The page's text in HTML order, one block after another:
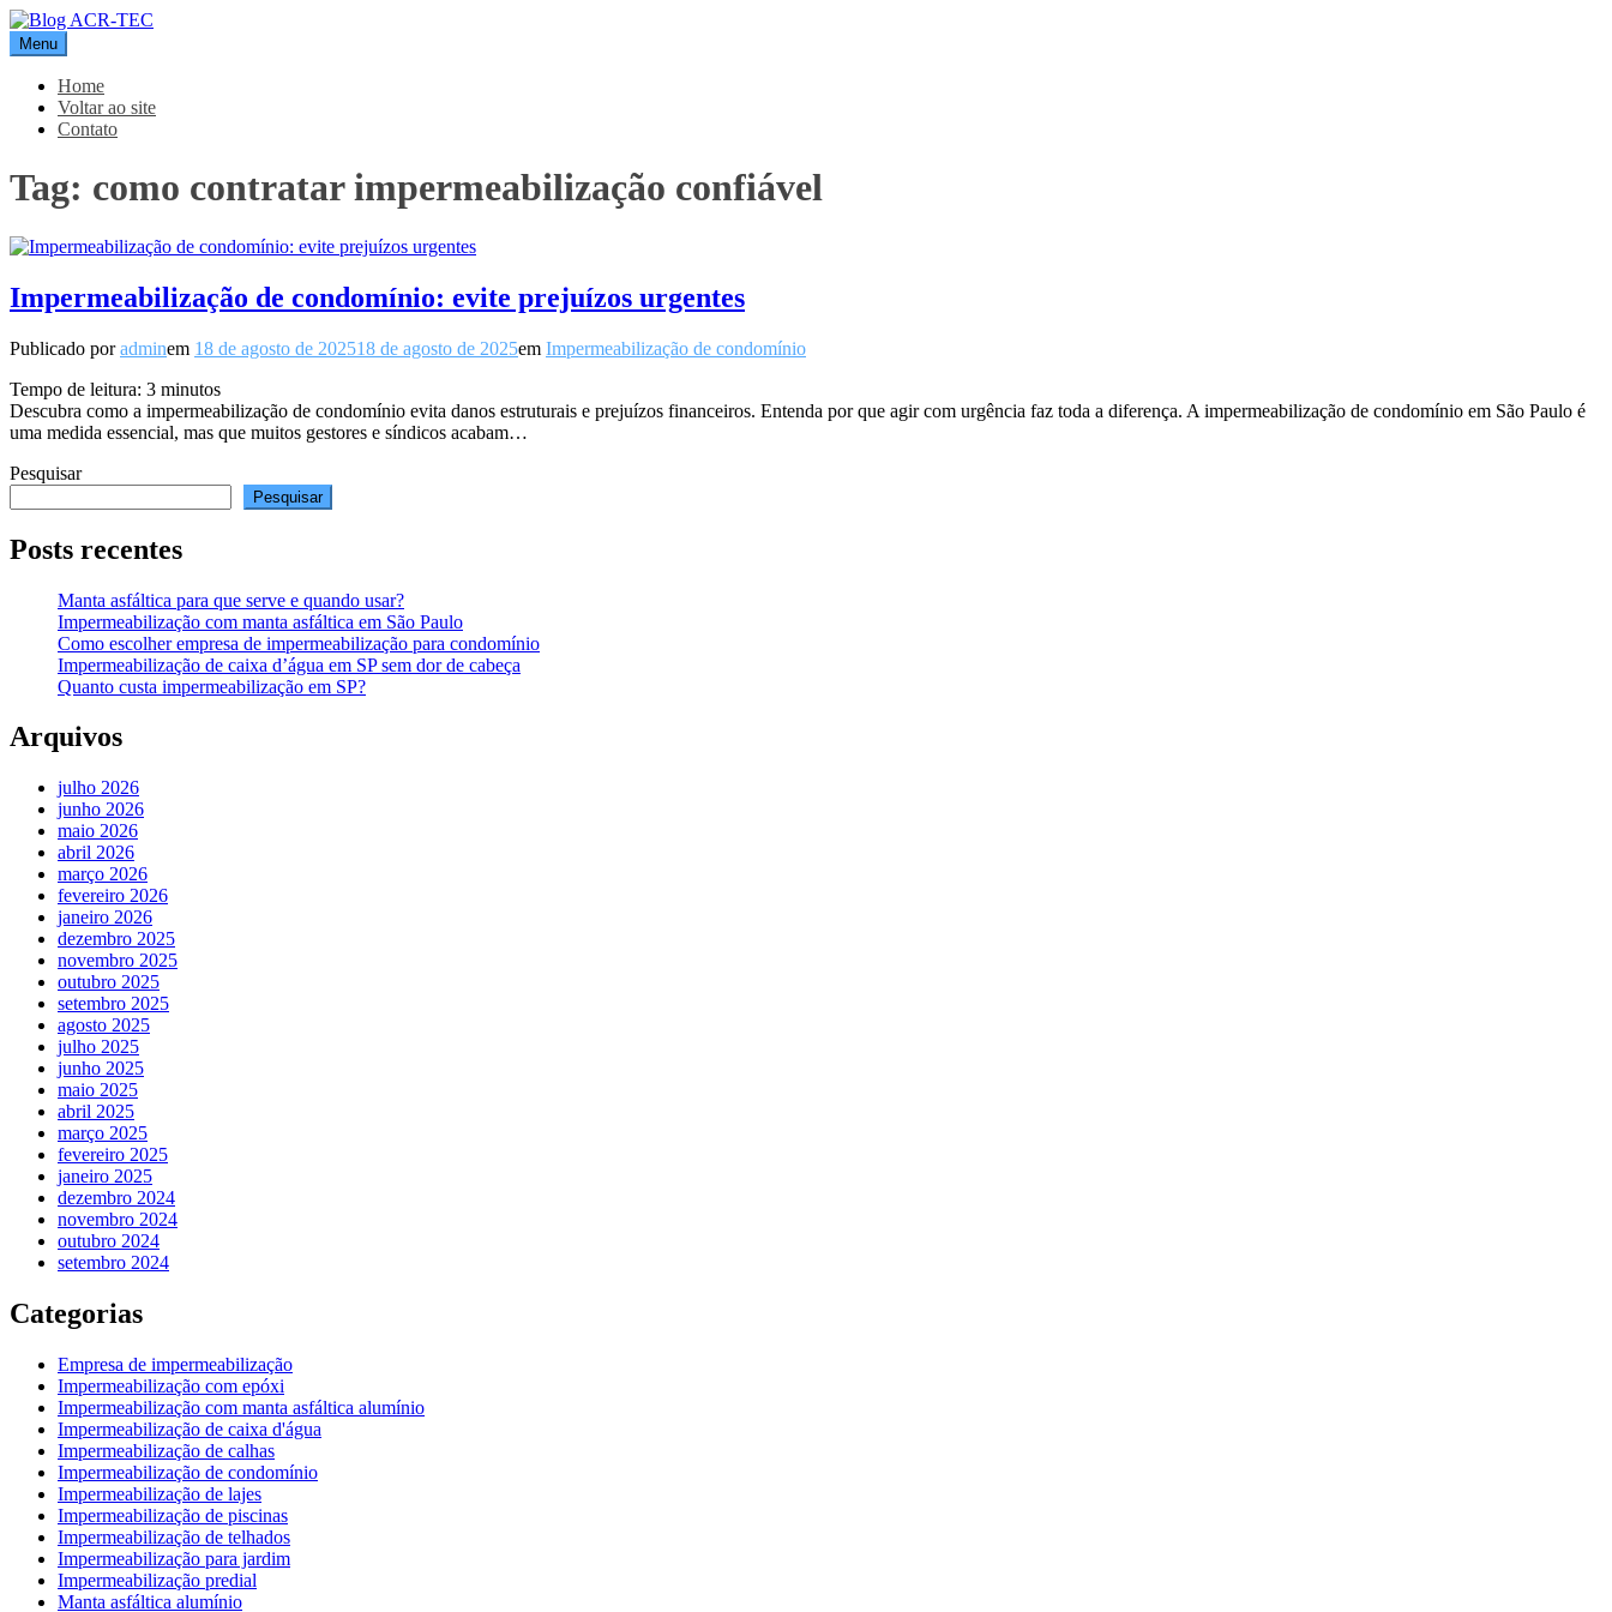
Pular
para
o
conteúdo
Blog ACR-TEC
Menu
Home
Voltar ao site
Contato
Tag: como contratar impermeabilização confiável
Impermeabilização de condomínio: evite prejuízos urgentes
Publicado poradminem 18 de agosto de 202518 de agosto de 2025em Impermeabilização de condomínio
Tempo de leitura: 3 minutos
Descubra como a impermeabilização de condomínio evita danos estruturais e prejuízos financeiros. Entenda por que agir com urgência faz toda a diferença. A impermeabilização de condomínio em São Paulo é
uma medida essencial, mas que muitos gestores e síndicos acabam…
Pesquisar
Pesquisar
Posts recentes
Manta asfáltica para que serve e quando usar?
Impermeabilização com manta asfáltica em São Paulo
Como escolher empresa de impermeabilização para condomínio
Impermeabilização de caixa d’água em SP sem dor de cabeça
Quanto custa impermeabilização em SP?
Arquivos
julho 2026
junho 2026
maio 2026
abril 2026
março 2026
fevereiro 2026
janeiro 2026
dezembro 2025
novembro 2025
outubro 2025
setembro 2025
agosto 2025
julho 2025
junho 2025
maio 2025
abril 2025
março 2025
fevereiro 2025
janeiro 2025
dezembro 2024
novembro 2024
outubro 2024
setembro 2024
Categorias
Empresa de impermeabilização
Impermeabilização com epóxi
Impermeabilização com manta asfáltica alumínio
Impermeabilização de caixa d'água
Impermeabilização de calhas
Impermeabilização de condomínio
Impermeabilização de lajes
Impermeabilização de piscinas
Impermeabilização de telhados
Impermeabilização para jardim
Impermeabilização predial
Manta asfáltica alumínio